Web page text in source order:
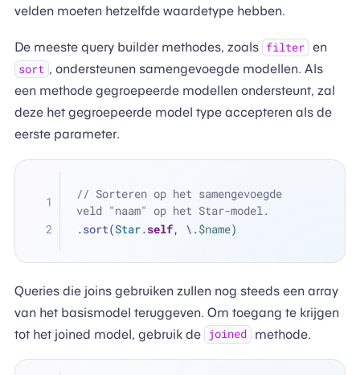
velden moeten hetzelfde waardetype hebben.
De meeste query builder methodes, zoals filter en
sort , ondersteunen samengevoegde modellen. Als
een methode gegroepeerde modellen ondersteunt, zal
deze het gegroepeerde model type accepteren als de
eerste parameter.
// Sorteren op het samengevoegde
veld "naam" op het Star-model.
.sort(Star.self, \.$name)
Queries die joins gebruiken zullen nog steeds een array
van het basismodel teruggeven. Om toegang te krijgen
tot het joined model, gebruik de
joined methode.